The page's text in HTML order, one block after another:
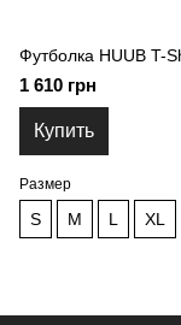
Футболка HUUB T-
1 610 грн
Купить
Размер
S M L XL